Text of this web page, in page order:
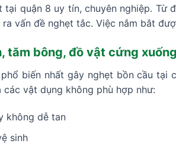
tại quận 8 uy tín, chuyên nghiệp. Từ
vấn đề nghẹt tắc. Việc nắm bắt
tăm bông, đồ vật cứng
biến nhất gây nghẹt bồn cầu
các vật dụng không phù hợp như:
không dễ tan
sinh